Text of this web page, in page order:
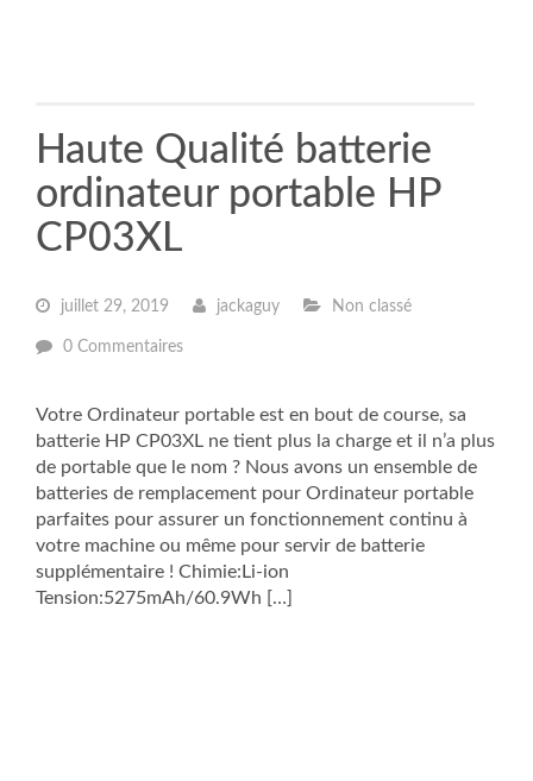
Haute Qualité batterie
ordinateur portable HP
CP03XL
juillet 29, 2019 jackaguy Non classé
0 Commentaires
Votre Ordinateur portable est en bout de course, sa
batterie HP CP03XL ne tient plus la charge et il n’a plus
de portable que le nom ? Nous avons un ensemble de
batteries de remplacement pour Ordinateur portable
parfaites pour assurer un fonctionnement continu à
votre machine ou même pour servir de batterie
supplémentaire ! Chimie:Li-ion
Tension:5275mAh/60.9Wh […]